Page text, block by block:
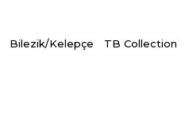
Bilezik/Kelepçe TB Collection